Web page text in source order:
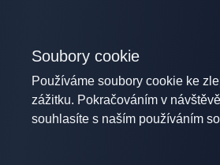
Soubory cookie
Používáme soubory cookie ke
zážitku. Pokračováním v
souhlasíte s naším používáním